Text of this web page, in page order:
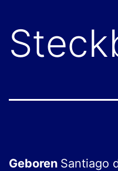
Geboren Santiago